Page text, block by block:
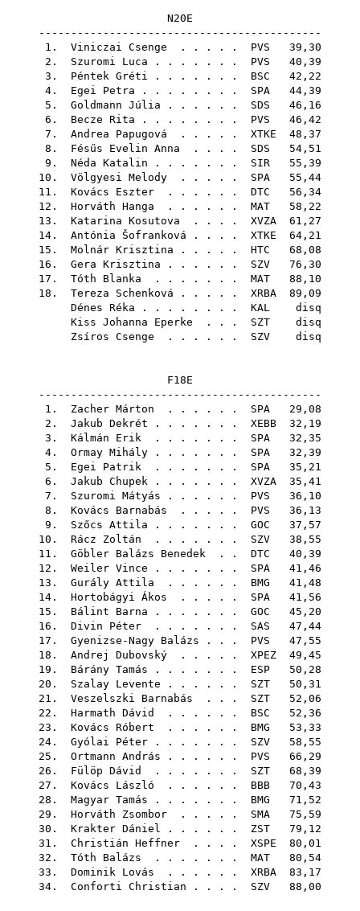
N20E
--------------------------------------------
1. Viniczai Csenge . . . . . PVS 39,30
2. Szuromi Luca . . . . . . . PVS 40,39
3. Péntek Gréti . . . . . . . BSC 42,22
4. Egei Petra . . . . . . . . SPA 44,39
5. Goldmann Júlia . . . . . . SDS 46,16
6. Becze Rita . . . . . . . . PVS 46,42
7. Andrea Papugová . . . . . XTKE 48,37
8. Fésűs Evelin Anna . . . . SDS 54,51
9. Néda Katalin . . . . . . . SIR 55,39
10. Völgyesi Melody . . . . . SPA 55,44
11. Kovács Eszter . . . . . . DTC 56,34
12. Horváth Hanga . . . . . . MAT 58,22
13. Katarina Kosutova . . . . XVZA 61,27
14. Antónia Šofranková . . . . XTKE 64,21
15. Molnár Krisztina . . . . . HTC 68,08
16. Gera Krisztina . . . . . . SZV 76,30
17. Tóth Blanka . . . . . . . MAT 88,10
18. Tereza Schenková . . . . . XRBA 89,09
Dénes Réka . . . . . . . . KAL disq
Kiss Johanna Eperke . . . SZT disq
Zsíros Csenge . . . . . . SZV disq
F18E
--------------------------------------------
1. Zacher Márton . . . . . . SPA 29,08
2. Jakub Dekrét . . . . . . . XEBB 32,19
3. Kálmán Erik . . . . . . . SPA 32,35
4. Ormay Mihály . . . . . . . SPA 32,39
5. Egei Patrik . . . . . . . SPA 35,21
6. Jakub Chupek . . . . . . . XVZA 35,41
7. Szuromi Mátyás . . . . . . PVS 36,10
8. Kovács Barnabás . . . . . PVS 36,13
9. Szőcs Attila . . . . . . . GOC 37,57
10. Rácz Zoltán . . . . . . . SZV 38,55
11. Göbler Balázs Benedek . . DTC 40,39
12. Weiler Vince . . . . . . . SPA 41,46
13. Gurály Attila . . . . . . BMG 41,48
14. Hortobágyi Ákos . . . . . SPA 41,56
15. Bálint Barna . . . . . . . GOC 45,20
16. Divin Péter . . . . . . . SAS 47,44
17. Gyenizse-Nagy Balázs . . . PVS 47,55
18. Andrej Dubovský . . . . . XPEZ 49,45
19. Bárány Tamás . . . . . . . ESP 50,28
20. Szalay Levente . . . . . . SZT 50,31
21. Veszelszki Barnabás . . . SZT 52,06
22. Harmath Dávid . . . . . . BSC 52,36
23. Kovács Róbert . . . . . . BMG 53,33
24. Gyólai Péter . . . . . . . SZV 58,55
25. Ortmann András . . . . . . PVS 66,29
26. Fülöp Dávid . . . . . . . SZT 68,39
27. Kovács László . . . . . . BBB 70,43
28. Magyar Tamás . . . . . . . BMG 71,52
29. Horváth Zsombor . . . . . SMA 75,59
30. Krakter Dániel . . . . . . ZST 79,12
31. Christián Heffner . . . . XSPE 80,01
32. Tóth Balázs . . . . . . . MAT 80,54
33. Dominik Lovás . . . . . . XRBA 83,17
34. Conforti Christian . . . . SZV 88,00